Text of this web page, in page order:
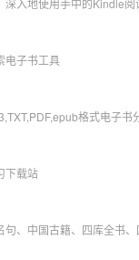
电子书工具
格式电子书
下载站
句、中国古籍、四库全书